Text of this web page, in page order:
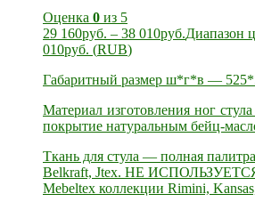
Оценка 0 из 5
29 160руб. – 38 010руб.Диапазон
010руб. (RUB)
Габаритный размер ш*г*в —
Материал изготовления ног
покрытие натуральным бейц-
Ткань для стула — полная
Belkraft, Jtex. НЕ
Mebeltex коллекции Rimini,